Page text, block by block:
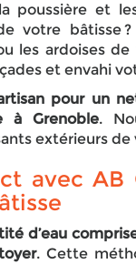
poussière et
votre bâtisse
les ardoises
et envahi
pour un
à Grenoble.
extérieurs
avec AB
d’eau
. Cette